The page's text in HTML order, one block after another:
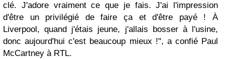
clé. J'adore vraiment ce que je fais. J'ai l'impression
d'être un privilégié de faire ça et d'être payé ! À
Liverpool, quand j'étais jeune, j'allais bosser à l'usine,
donc aujourd'hui c'est beaucoup mieux !", a confié Paul
McCartney à RTL.